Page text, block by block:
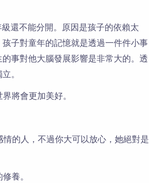
還不能分開。原因是孩子的依賴太
孩子對童年的記憶就是透過一件件小事
事對他大腦發展影響是非常大的。透
。
將會更加美好。
情的人，不過你大可以放心，她絕對是
養。